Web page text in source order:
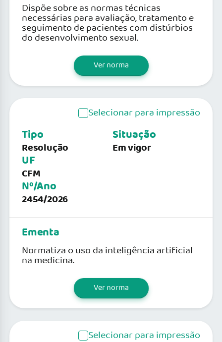
Dispõe sobre as normas técnicas
necessárias para avaliação, tratamento e
seguimento de pacientes com distúrbios
do desenvolvimento sexual.
Ver norma
Selecionar para impressão
Tipo
Resolução
UF
CFM
Nº/Ano
2454/2026
Situação
Em vigor
Ementa
Normatiza o uso da inteligência artificial
na medicina.
Ver norma
Selecionar para impressão